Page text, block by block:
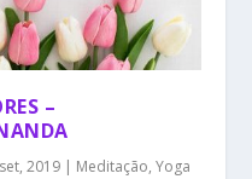
–
2019 | Meditação,Yoga